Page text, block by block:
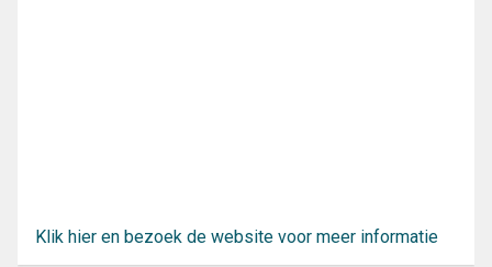
Klik hier en bezoek de website voor meer informatie